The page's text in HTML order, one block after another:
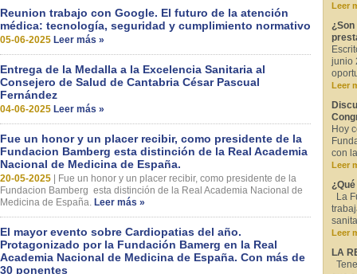
Reunion trabajo con Google. El futuro de la atención
médica: tecnología, seguridad y cumplimiento normativo
05-06-2025 Leer más »
Entrega de la Medalla a la Excelencia Sanitaria al
Consejero de Salud de Cantabria César Pascual
Fernández
04-06-2025 Leer más »
Fue un honor y un placer recibir, como presidente de la
Fundacion Bamberg esta distinción de la Real Academia
Nacional de Medicina de España.
20-05-2025
Fue un honor y un placer recibir, como presidente de la
Fundacion Bamberg esta distinción de la Real Academia Nacional de
Medicina de España. Leer más »
El mayor evento sobre Cardiopatias del año.
Protagonizado por la Fundación Bamerg en la Real
Academia Nacional de Medicina de España. Con más de
30 ponentes
Leer
junio
Leer
Hoy
con
Leer
La
Leer
LA